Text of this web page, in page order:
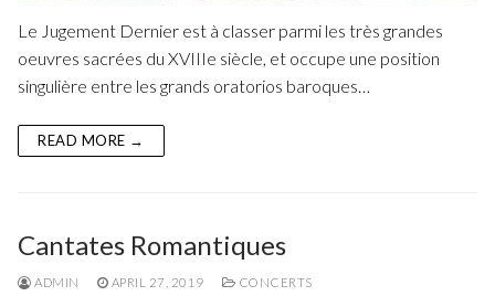
Le Jugement Dernier est à classer parmi les très grandes
oeuvres sacrées du XVIIIe siècle, et occupe une position
singulière entre les grands oratorios baroques…
READ MORE →
Cantates Romantiques
ADMIN APRIL 27, 2019 CONCERTS